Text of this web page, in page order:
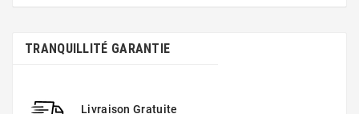
TRANQUILLITÉ GARANTIE
Livraison Gratuite